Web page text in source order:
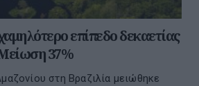
επίπεδο δεκαετίας
37%
στη Βραζιλία μειώθηκε